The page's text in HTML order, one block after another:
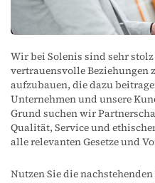
Wir bei Solenis sind sehr
vertrauensvolle Beziehungen
aufzubauen, die dazu
Unternehmen und unsere
Grund suchen wir
Qualität, Service und
alle relevanten Gesetze und
Nutzen Sie die